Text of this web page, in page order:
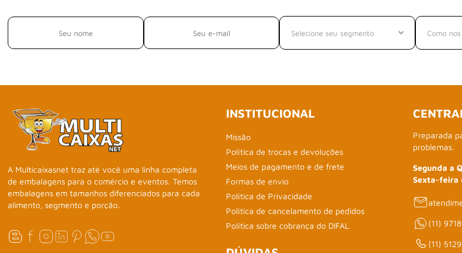
A Multicaixasnet traz até você uma linha completa
de embalagens para o comércio e eventos. Temos
embalagens em tamanhos diferenciados para cada
alimento, segmento e porção.
INSTITUCIONAL
Missão
Política de trocas e devoluções
Meios de pagamento e de frete
Formas de envio
Política de Privacidade
Política de cancelamento de pedidos
Política sobre cobrança do DIFAL
Preparada
problemas.
Segunda a
Sexta-feira
(11)
(11)